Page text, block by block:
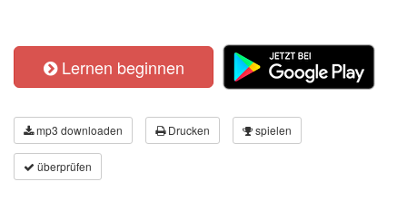
Lernen beginnen
mp3 downloaden Drucken spielen
überprüfen